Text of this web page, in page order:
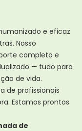
e eficaz
Nosso
completo e
— tudo para
de vida.
de profissionais
Estamos prontos
de